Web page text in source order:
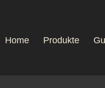
Home Produkte